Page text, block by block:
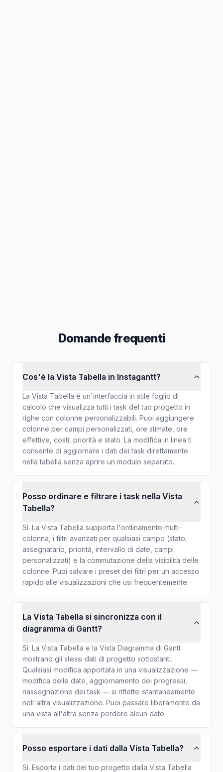
Domande frequenti
Cos'è la Vista Tabella in Instagantt?
La Vista Tabella è un'interfaccia in stile foglio di
calcolo che visualizza tutti i task del tuo progetto in
righe con colonne personalizzabili. Puoi aggiungere
colonne per campi personalizzati, ore stimate, ore
effettive, costi, priorità e stato. La modifica in linea ti
consente di aggiornare i dati dei task direttamente
nella tabella senza aprire un modulo separato.
Posso ordinare e filtrare i task nella Vista
Tabella?
Sì. La Vista Tabella supporta l'ordinamento multi-
colonna, i filtri avanzati per qualsiasi campo (stato,
assegnatario, priorità, intervallo di date, campi
personalizzati) e la commutazione della visibilità delle
colonne. Puoi salvare i preset dei filtri per un accesso
rapido alle visualizzazioni che usi frequentemente.
La Vista Tabella si sincronizza con il
diagramma di Gantt?
Sì. La Vista Tabella e la Vista Diagramma di Gantt
mostrano gli stessi dati di progetto sottostanti.
Qualsiasi modifica apportata in una visualizzazione —
modifica delle date, aggiornamento dei progressi,
riassegnazione dei task — si riflette istantaneamente
nell'altra visualizzazione. Puoi passare liberamente da
una vista all'altra senza perdere alcun dato.
Posso esportare i dati dalla Vista Tabella?
Sì. Esporta i dati del tuo progetto dalla Vista Tabella